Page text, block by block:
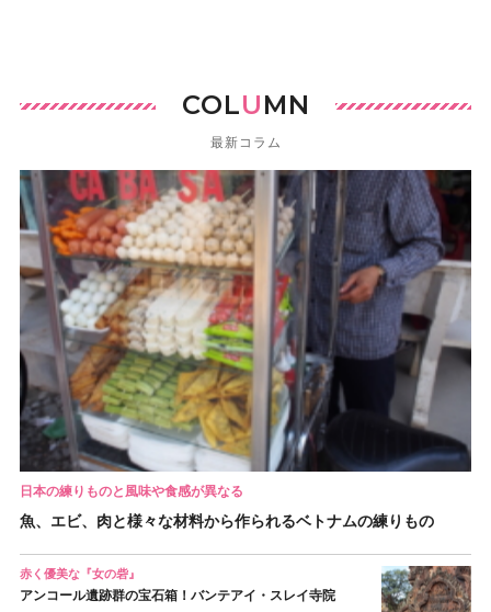
COLUMN
最新コラム
日本の練りものと風味や食感が異なる
魚、エビ、肉と様々な材料から作られるベトナムの練りもの
赤く優美な『女の砦』
アンコール遺跡群の宝石箱！バンテアイ・スレイ寺院